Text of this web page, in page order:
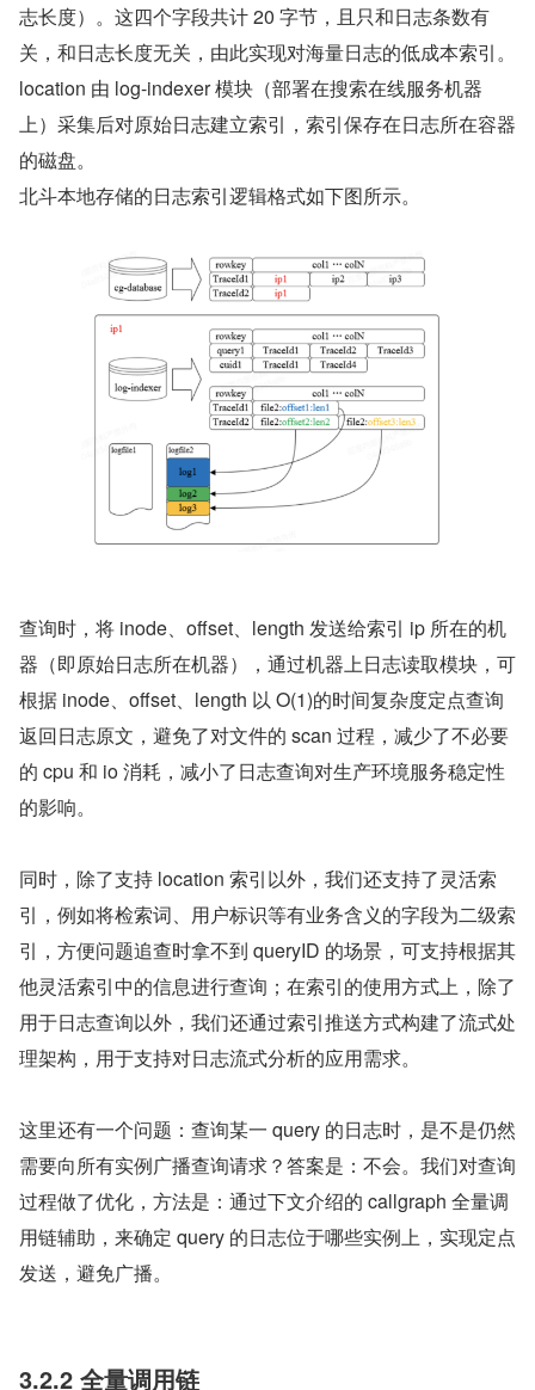
志长度）。这四个字段共计 20 字节，且只和日志条数有
关，和日志长度无关，由此实现对海量日志的低成本索引。
location 由 log-indexer 模块（部署在搜索在线服务机器
上）采集后对原始日志建立索引，索引保存在日志所在容器
的磁盘。
北斗本地存储的日志索引逻辑格式如下图所示。
查询时，将 inode、offset、length 发送给索引 ip 所在的机
器（即原始日志所在机器），通过机器上日志读取模块，可
根据 inode、offset、length 以 O(1)的时间复杂度定点查询
返回日志原文，避免了对文件的 scan 过程，减少了不必要
的 cpu 和 io 消耗，减小了日志查询对生产环境服务稳定性
的影响。
同时，除了支持 location 索引以外，我们还支持了灵活索
引，例如将检索词、用户标识等有业务含义的字段为二级索
引，方便问题追查时拿不到 queryID 的场景，可支持根据其
他灵活索引中的信息进行查询；在索引的使用方式上，除了
用于日志查询以外，我们还通过索引推送方式构建了流式处
理架构，用于支持对日志流式分析的应用需求。
这里还有一个问题：查询某一 query 的日志时，是不是仍然
需要向所有实例广播查询请求？答案是：不会。我们对查询
过程做了优化，方法是：通过下文介绍的 callgraph 全量调
用链辅助，来确定 query 的日志位于哪些实例上，实现定点
发送，避免广播。
3.2.2 全量调用链